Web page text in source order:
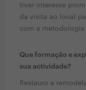
tiver interesse
da visita ao local
com a metodologia
Que formação e
sua actividade?
Restauro e